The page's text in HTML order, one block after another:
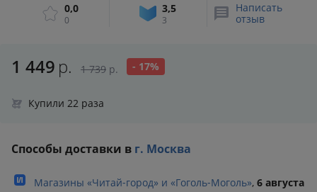
0,0
0
3,5
3
Написать
отзыв
1 449 р. 1 739 р. - 17%
Купили 22 раза
Способы доставки в г. Москва
Магазины «Читай‑город» и «Гоголь‑Моголь», 6 августа